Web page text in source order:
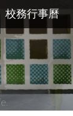
校務行事曆